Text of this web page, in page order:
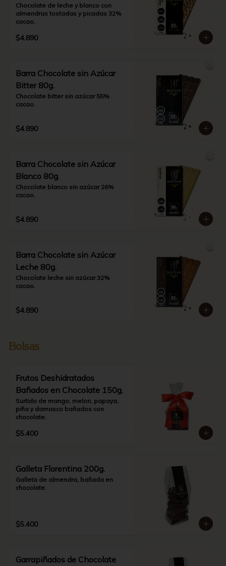
Chocolate de leche y blanco con
almendras tostadas y picadas 32%
cacao.
$4.890
Barra Chocolate sin Azúcar
Bitter 80g.
Chocolate bitter sin azúcar 55%
cacao.
$4.890
Barra Chocolate sin Azúcar
Blanco 80g.
Chocolate blanco sin azúcar 26%
cacao.
$4.890
Barra Chocolate sin Azúcar
Leche 80g.
Chocolate leche sin azúcar 32%
cacao.
$4.890
Bolsas
Frutos Deshidratados
Bañados en Chocolate 150g.
Surtido de mango, melon, papaya,
piña y damasco bañados con
chocolate.
$5.400
Galleta Florentina 200g.
Galleta de almendra, bañada en
chocolate.
$5.400
Garrapiñados de Chocolate